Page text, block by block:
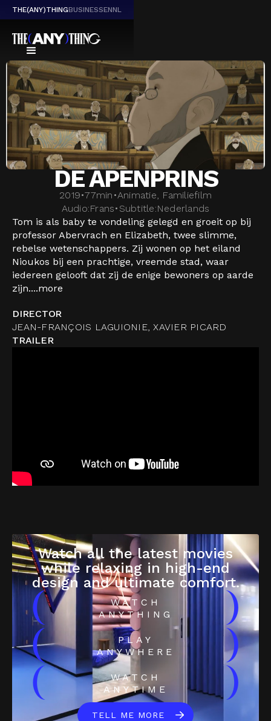
THE(ANY)THINGBUSINESSENNL
DE APENPRINS
2019•77min •Animatie, Familiefilm
Audio:Frans• Subtitle:Nederlands
Tom is als baby te vondeling gelegd en groeit op bij
professor Abervrach en Elizabeth, twee slimme,
rebelse wetenschappers. Zij wonen op het eiland
Nioukos bij een prachtige, vreemde stad, waar
iedereen gelooft dat zij de enige bewoners op aarde
zijn....more
DIRECTOR
JEAN-FRANÇOIS LAGUIONIE, XAVIER PICARD
TRAILER
Watch all the latest movies
while relaxing in high-end
design and ultimate comfort.
(
WATCH
ANYTHING
)
(
PLAY
ANYWHERE
)
(
WATCH
ANYTIME
)
TELL ME MORE